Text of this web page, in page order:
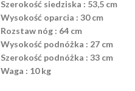
Szerokość siedziska : 53,5 cm
Wysokość oparcia : 30 cm
Rozstaw nóg : 64 cm
Wysokość podnóżka : 27 cm
Szerokość podnóżka : 33 cm
Waga : 10 kg